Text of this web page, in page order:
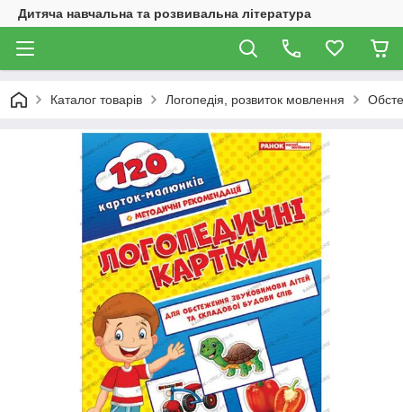
Дитяча навчальна та розвивальна література
Каталог товарів Логопедія, розвиток мовлення